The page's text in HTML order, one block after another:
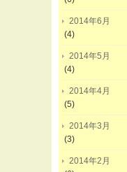
2014年6月
(4)
2014年5月
(4)
2014年4月
(5)
2014年3月
(3)
2014年2月